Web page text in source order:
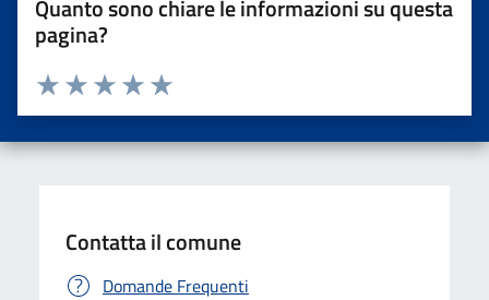
Quanto sono chiare le informazioni su questa
pagina?
Valuta da 1 a 5 stelle la pagina
Valuta 5 stelle su 5
Valuta 4 stelle su 5
Valuta 3 stelle su 5
Valuta 2 stelle su 5
Valuta una stella su 5
Contatta il comune
Domande Frequenti